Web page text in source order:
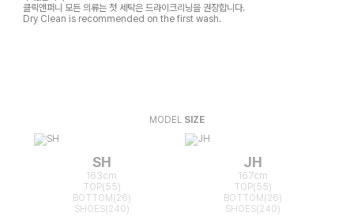
클릭앤퍼니 모든 의류는 첫 세탁은 드라이크리닝을 권장합니다.
Dry Clean is recommended on the first wash.
MODEL SIZE
SH
163cm
TOP(55)
BOTTOM(26)
SHOES(240)
JH
167cm
TOP(55)
BOTTOM(26)
SHOES(240)